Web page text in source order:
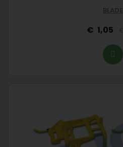
BLADE
1,05